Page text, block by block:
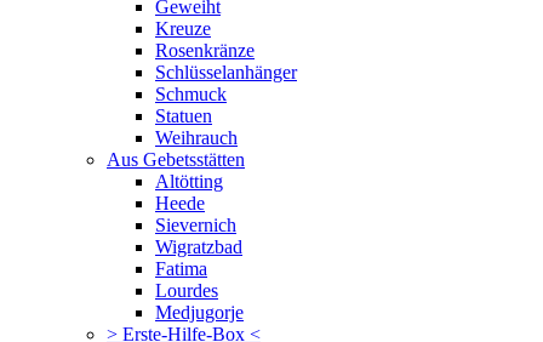
Geweiht
Kreuze
Rosenkränze
Schlüsselanhänger
Schmuck
Statuen
Weihrauch
Aus Gebetsstätten
Altötting
Heede
Sievernich
Wigratzbad
Fatima
Lourdes
Medjugorje
> Erste-Hilfe-Box <